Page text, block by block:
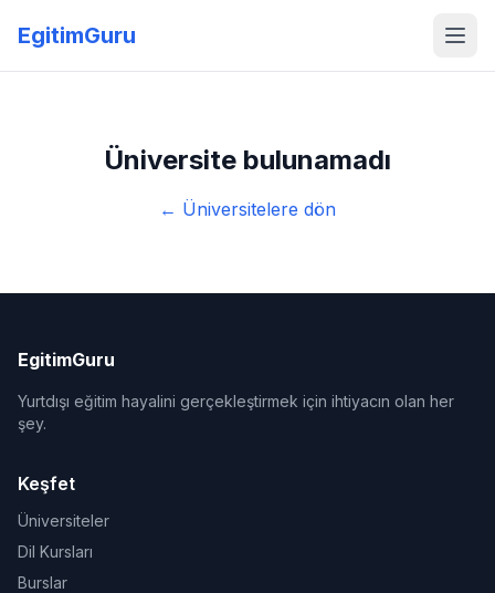
EgitimGuru
Üniversite bulunamadı
← Üniversitelere dön
EgitimGuru
Yurtdışı eğitim hayalini gerçekleştirmek için ihtiyacın olan her
şey.
Keşfet
Üniversiteler
Dil Kursları
Burslar